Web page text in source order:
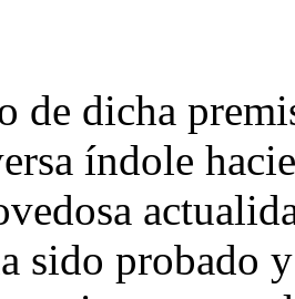
dicha
índole
sido probado